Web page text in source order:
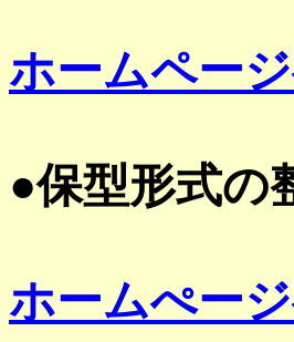
ホームペー
●保型形式の
ホームぺー